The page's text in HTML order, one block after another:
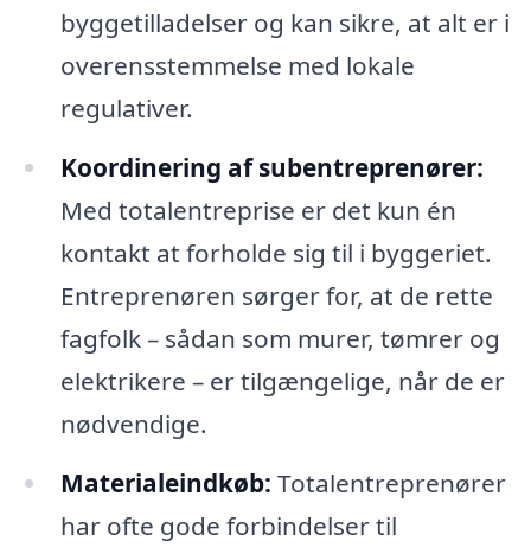
byggetilladelser og kan sikre, at alt er i
overensstemmelse med lokale
regulativer.
Koordinering af subentreprenører:
Med totalentreprise er det kun én
kontakt at forholde sig til i byggeriet.
Entreprenøren sørger for, at de rette
fagfolk – sådan som murer, tømrer og
elektrikere – er tilgængelige, når de er
nødvendige.
Materialeindkøb: Totalentreprenører
har ofte gode forbindelser til